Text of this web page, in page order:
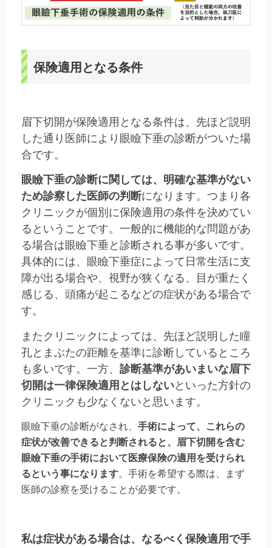
保険適用となる条件
眉下切開が保険適用となる条件は、先ほど説明
した通り医師により眼瞼下垂の診断がついた場
合です。
眼瞼下垂の診断に関しては、明確な基準がない
ため診察した医師の判断になります。つまり各
クリニックが個別に保険適用の条件を決めてい
るということです。一般的に機能的な問題があ
る場合は眼瞼下垂と診断される事が多いです。
具体的には、眼瞼下垂症によって日常生活に支
障が出る場合や、視野が狭くなる、目が重たく
感じる、頭痛が起こるなどの症状がある場合で
す。
またクリニックによっては、先ほど説明した瞳
孔とまぶたの距離を基準に診断しているところ
も多いです。一方、 診断基準があいまいな眉下
切開は一律保険適用とはしないといった方針の
クリニックも少なくないと思います。
眼瞼下垂の診断がなされ、 手術によって、これらの
症状が改善できると判断されると、眉下切開を含む
眼瞼下垂の手術において医療保険の適用を受けられ
るという事になります。手術を希望する際は、まず
医師の診察を受けることが必要です。
私は症状がある場合は、なるべく保険適用で手